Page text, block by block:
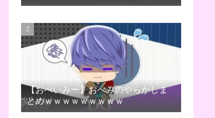
【おべいみー】おべみのやらかしま
とめｗｗｗｗｗｗｗｗｗ